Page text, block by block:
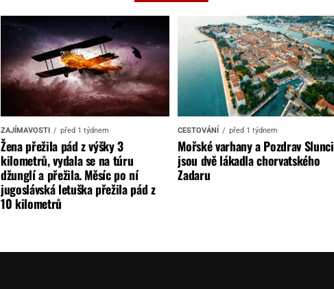
ZAJÍMAVOSTI před 1 týdnem
Žena přežila pád z výšky 3
kilometrů, vydala se na túru
džunglí a přežila. Měsíc po ní
jugoslávská letuška přežila pád z
10 kilometrů
CESTOVÁNÍ před 1 týdnem
Mořské varhany a Pozdrav Slunci
jsou dvě lákadla chorvatského
Zadaru